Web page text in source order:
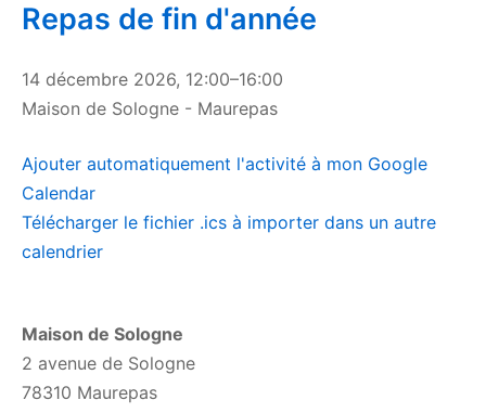
Repas de fin d'année
14 décembre 2026, 12:00–16:00
Maison de Sologne - Maurepas
Ajouter automatiquement l'activité à mon Google
Calendar
Télécharger le fichier .ics à importer dans un autre
calendrier
Maison de Sologne
2 avenue de Sologne
78310 Maurepas